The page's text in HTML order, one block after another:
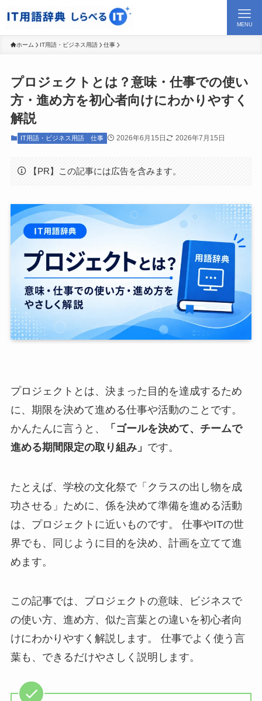
MENU
ホーム IT用語・ビジネス用語 仕事
プロジェクトとは？意味・仕事での使い
方・進め方を初心者向けにわかりやすく
解説
IT用語・ビジネス用語 仕事 2026年6月15日 2026年7月15日
【PR】この記事には広告を含みます。
プロジェクトとは、決まった目的を達成するため
に、期限を決めて進める仕事や活動のことです。
かんたんに言うと、
「ゴールを決めて、チームで
進める期間限定の取り組み」 です。
たとえば、学校の文化祭で「クラスの出し物を成
功させる」ために、係を決めて準備を進める活動
は、プロジェクトに近いものです。 仕事やITの世
界でも、同じように目的を決め、計画を立てて進
めます。
この記事では、プロジェクトの意味、ビジネスで
の使い方、進め方、似た言葉との違いを初心者向
けにわかりやすく解説します。 仕事でよく使う言
葉も、できるだけやさしく説明します。